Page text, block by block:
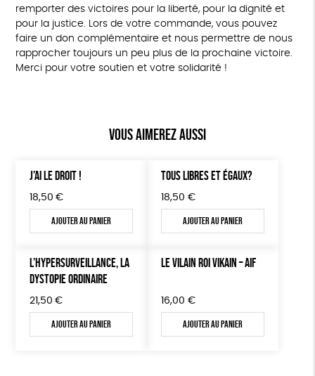
remporter des victoires pour la liberté, pour la dignité et
pour la justice. Lors de votre commande, vous pouvez
faire un don complémentaire et nous permettre de nous
rapprocher toujours un peu plus de la prochaine victoire.
Merci pour votre soutien et votre solidarité !
Vous aimerez aussi
J’AI LE DROIT !
18,50 €
Ajouter au panier
TOUS LIBRES ET ÉGAUX?
18,50 €
Ajouter au panier
L’HYPERSURVEILLANCE, LA
DYSTOPIE ORDINAIRE
21,50 €
Ajouter au panier
LE VILAIN ROI VIKAIN – AIF
16,00 €
Ajouter au panier